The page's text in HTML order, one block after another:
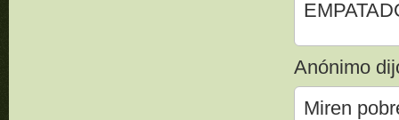
Anónimo
Miren